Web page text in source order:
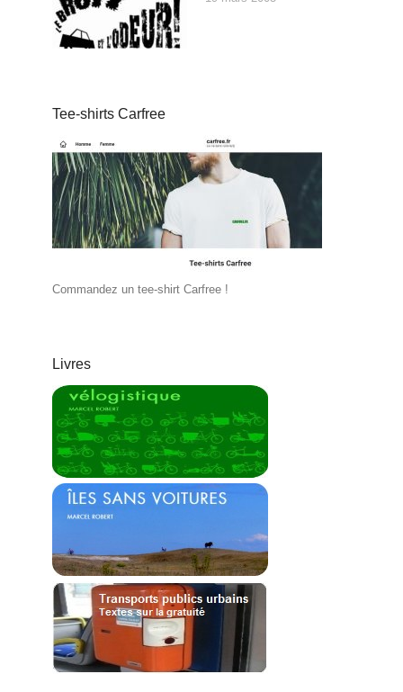
Tee-shirts Carfree
Commandez un tee-shirt Carfree !
Livres